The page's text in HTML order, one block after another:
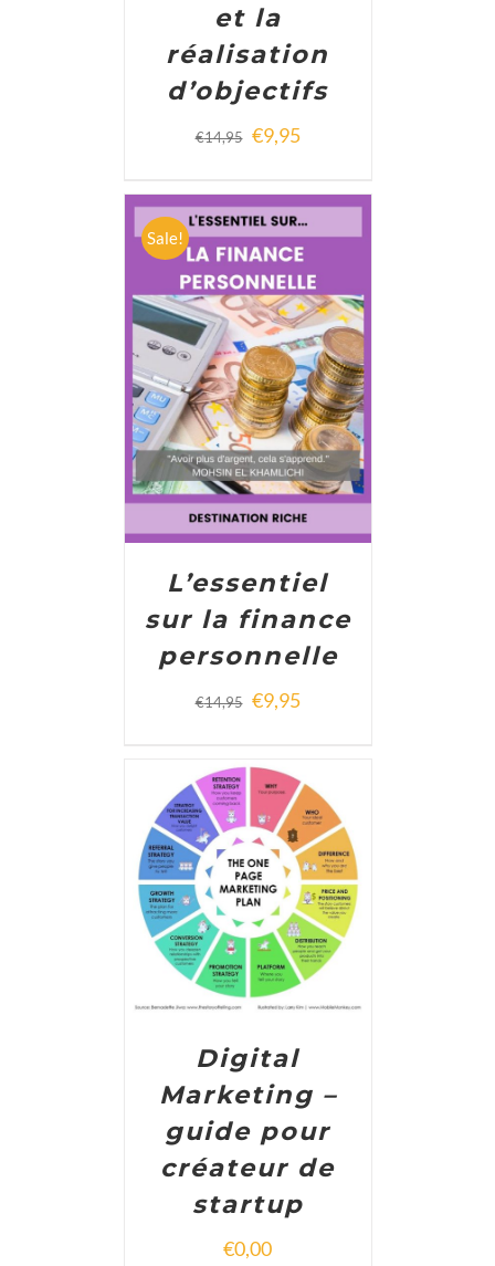
et la
réalisation
d’objectifs
€14,95 €9,95
Sale!
ADD TO CART / DETAILS
L’essentiel
sur la finance
personnelle
€14,95 €9,95
ADD TO CART / DETAILS
Digital
Marketing –
guide pour
créateur de
startup
€0,00